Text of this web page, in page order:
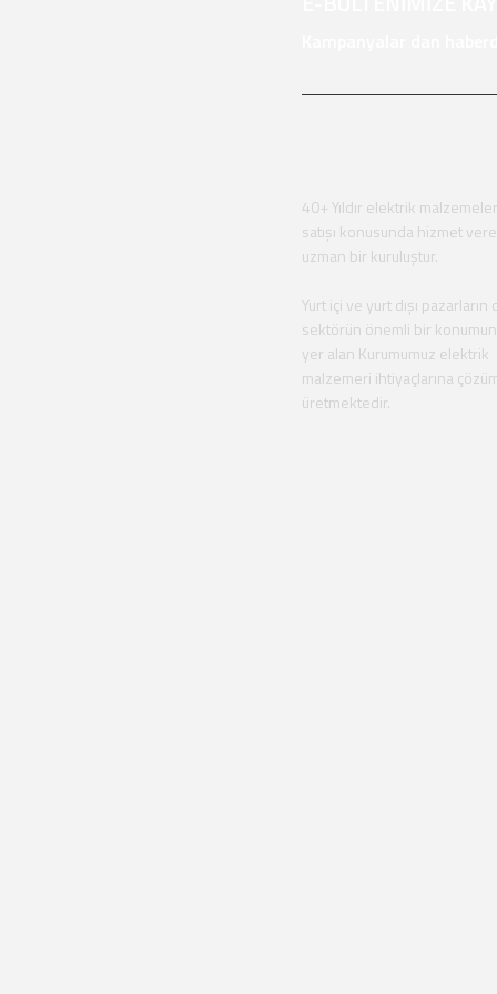
40+ Yıldır elektrik
satışı konusunda hizmet
uzman bir kuruluştur.
Yurt içi ve yurt dışı pazarların
sektörün önemli bir
yer alan Kurumumuz elektrik
malzemeri ihtiyaçlarına
üretmektedir.